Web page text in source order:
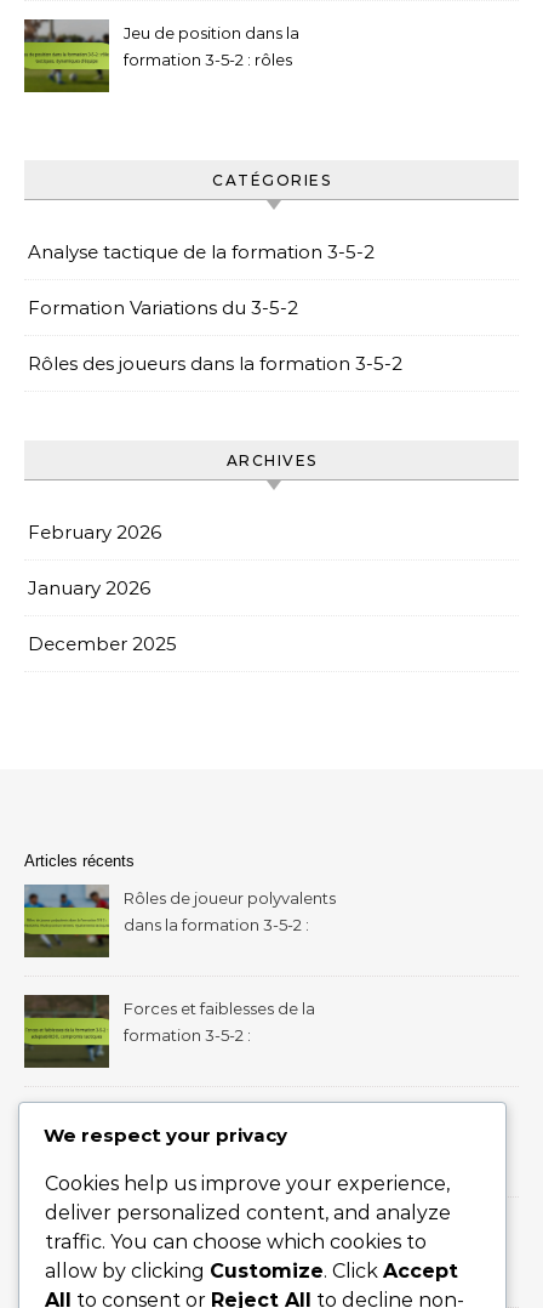
Jeu de position dans la
formation 3-5-2 : rôles
CATÉGORIES
Analyse tactique de la formation 3-5-2
Formation Variations du 3-5-2
Rôles des joueurs dans la formation 3-5-2
ARCHIVES
February 2026
January 2026
December 2025
Articles récents
Rôles de joueur polyvalents
dans la formation 3-5-2 :
positionnement,
Ajustements tactiques
Forces et faiblesses de la
formation 3-5-2 :
tactiques
dans la formation 3-5-2 :
flexibilité tactique,
changements de formation
Gestion du jeu dans la
ajustements en cours de
We respect your privacy
Cookies help us improve your experience,
deliver personalized content, and analyze
traffic. You can choose which cookies to
allow by clicking Customize. Click Accept
All to consent or Reject All to decline non-